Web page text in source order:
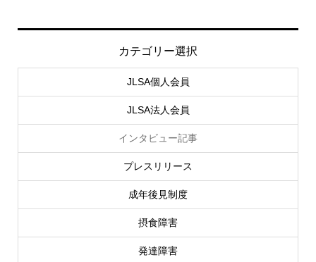
カテゴリー選択
JLSA個人会員
JLSA法人会員
インタビュー記事
プレスリリース
成年後見制度
摂食障害
発達障害